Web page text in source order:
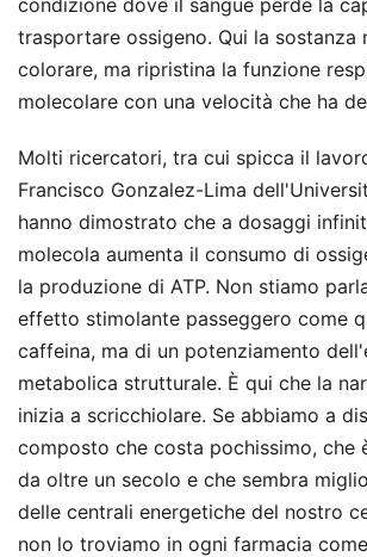
trasportare ossigeno. Qui la sostanza
colorare, ma ripristina la funzione
molecolare con una velocità che ha
Molti ricercatori, tra cui spicca il
Francisco Gonzalez-Lima
hanno dimostrato che a dosaggi
molecola aumenta il consumo di
la produzione di ATP. Non stiamo
effetto stimolante passeggero come
caffeina, ma di un potenziamento
metabolica strutturale. È qui che la
inizia a scricchiolare. Se abbiamo a
composto che costa pochissimo, che
da oltre un secolo e che sembra
delle centrali energetiche del nostro
non lo troviamo in ogni farmacia